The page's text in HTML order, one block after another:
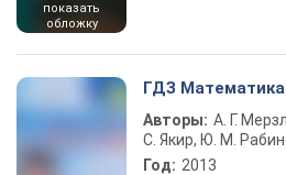
показать
обложку
ГДЗ Математика
Авторы: А. Г.
С. Якир, Ю. М.
Год: 2013